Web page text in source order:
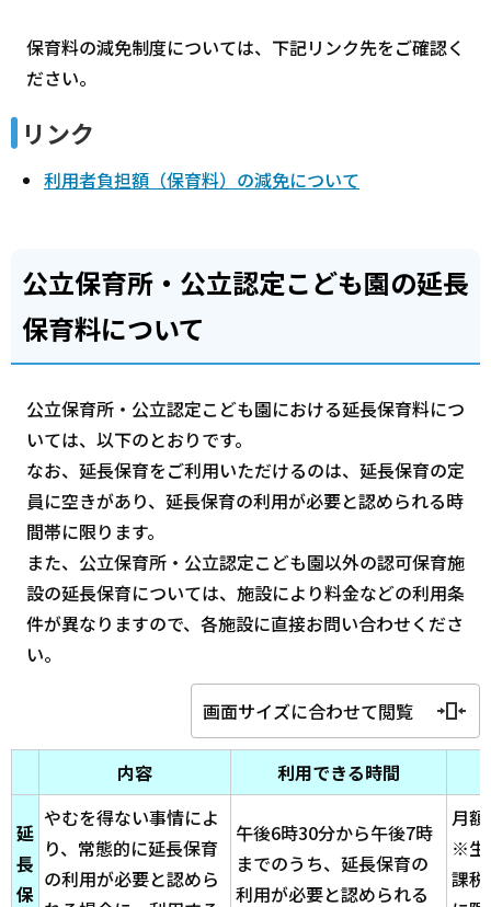
保育料の減免制度については、下記リンク先をご確認く
ださい。
リンク
利用者負担額（保育料）の減免について
公立保育所・公立認定こども園の延長
保育料について
公立保育所・公立認定こども園における延長保育料につ
いては、以下のとおりです。
なお、延長保育をご利用いただけるのは、延長保育の定
員に空きがあり、延長保育の利用が必要と認められる時
間帯に限ります。
また、公立保育所・公立認定こども園以外の認可保育施
設の延長保育については、施設により料金などの利用条
件が異なりますので、各施設に直接お問い合わせくださ
い。
画面サイズに合わせて閲覧
内容 利用できる時間
延
長
保
やむを得ない事情によ
り、常態的に延長保育
の利用が必要と認めら
午後6時30分から午後7時
までのうち、延長保育の
利用が必要と認められる
月
※生
課